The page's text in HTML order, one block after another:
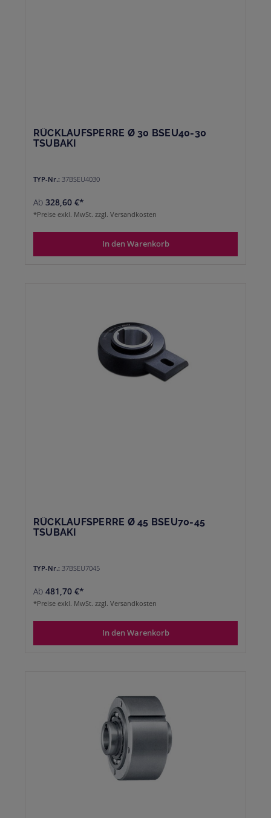
RÜCKLAUFSPERRE Ø 30 BSEU40-30
TSUBAKI
TYP-Nr.: 37BSEU4030
Ab 328,60 €*
*Preise exkl. MwSt. zzgl. Versandkosten
In den Warenkorb
RÜCKLAUFSPERRE Ø 45 BSEU70-45
TSUBAKI
TYP-Nr.: 37BSEU7045
Ab 481,70 €*
*Preise exkl. MwSt. zzgl. Versandkosten
In den Warenkorb